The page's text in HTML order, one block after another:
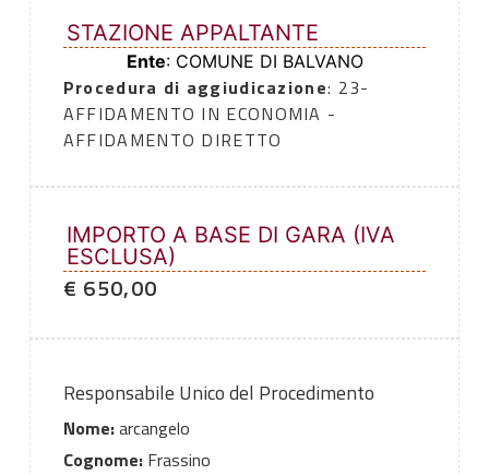
STAZIONE APPALTANTE
Ente: COMUNE DI BALVANO
Procedura di aggiudicazione: 23-
AFFIDAMENTO IN ECONOMIA -
AFFIDAMENTO DIRETTO
IMPORTO A BASE DI GARA (IVA
ESCLUSA)
€ 650,00
Responsabile Unico del Procedimento
Nome:arcangelo
Cognome:Frassino